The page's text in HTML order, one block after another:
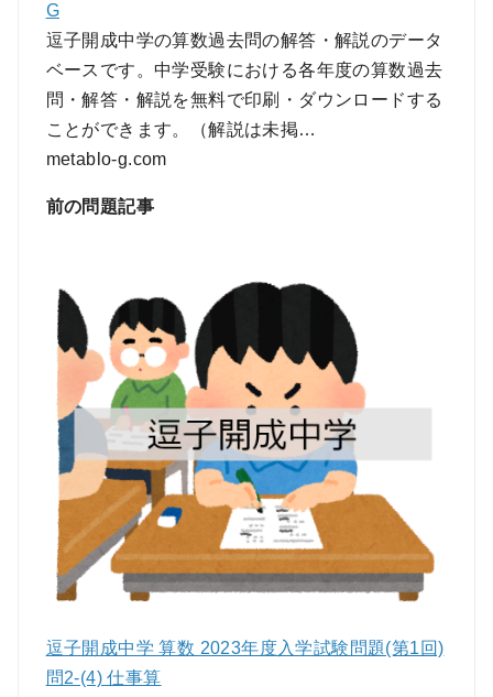
G
逗子開成中学の算数過去問の解答・解説のデータ
ベースです。中学受験における各年度の算数過去
問・解答・解説を無料で印刷・ダウンロードする
ことができます。（解説は未掲…
metablo-g.com
前の問題記事
逗子開成中学 算数 2023年度入学試験問題(第1回)
問2-(4) 仕事算